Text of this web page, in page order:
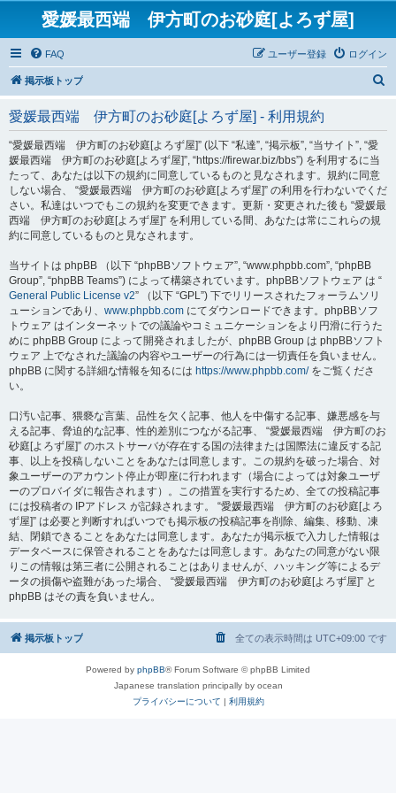
愛媛最西端 伊方町のお砂庭[よろず屋]
FAQ ログイン
ユーザー登録
掲示板トップ
愛媛最西端 伊方町のお砂庭[よろず屋] - 利用規約
“愛媛最西端 伊方町のお砂庭[よろず屋]” (以下 “私達”, “掲示板”, “当サイト”, “愛
媛最西端 伊方町のお砂庭[よろず屋]”, “https://firewar.biz/bbs”) を利用するに当
たって、あなたは以下の規約に同意しているものと見なされます。規約に同意
しない場合、 “愛媛最西端 伊方町のお砂庭[よろず屋]” の利用を行わないでくだ
さい。私達はいつでもこの規約を変更できます。更新・変更された後も “愛媛最
西端 伊方町のお砂庭[よろず屋]” を利用している間、あなたは常にこれらの規
約に同意しているものと見なされます。
当サイトは phpBB （以下 “phpBBソフトウェア”, “www.phpbb.com”, “phpBB
Group”, “phpBB Teams”) によって構築されています。phpBBソフトウェア は “
General Public License v2” （以下 “GPL”) 下でリリースされたフォーラムソリ
ューションであり、 www.phpbb.com にてダウンロードできます。phpBBソフ
トウェア はインターネットでの議論やコミュニケーションをより円滑に行うた
めに phpBB Group によって開発されましたが、phpBB Group は phpBBソフト
ウェア 上でなされた議論の内容やユーザーの行為には一切責任を負いません。
phpBB に関する詳細な情報を知るには https://www.phpbb.com/をご覧くださ
い。
口汚い記事、猥褻な言葉、品性を欠く記事、他人を中傷する記事、嫌悪感を与
える記事、脅迫的な記事、性的差別につながる記事、 “愛媛最西端 伊方町のお
砂庭[よろず屋]” のホストサーバが存在する国の法律または国際法に違反する記
事、以上を投稿しないことをあなたは同意します。この規約を破った場合、対
象ユーザーのアカウント停止が即座に行われます（場合によっては対象ユーザ
ーのプロバイダに報告されます）。この措置を実行するため、全ての投稿記事
には投稿者の IPアドレス が記録されます。 “愛媛最西端 伊方町のお砂庭[よろ
ず屋]” は必要と判断すればいつでも掲示板の投稿記事を削除、編集、移動、凍
結、閉鎖できることをあなたは同意します。あなたが掲示板で入力した情報は
データベースに保管されることをあなたは同意します。あなたの同意がない限
りこの情報は第三者に公開されることはありませんが、ハッキング等によるデ
ータの損傷や盗難があった場合、 “愛媛最西端 伊方町のお砂庭[よろず屋]” と
phpBB はその責を負いません。
掲示板トップ 全ての表示時間は UTC+09:00 です
Powered by phpBB® Forum Software © phpBB Limited
Japanese translation principally by ocean
プライバシーについて | 利用規約